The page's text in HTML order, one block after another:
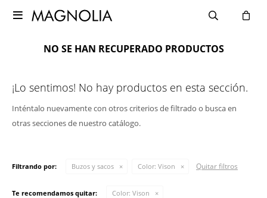

NO SE HAN RECUPERADO PRODUCTOS
¡Lo sentimos! No hay productos en esta sección.
Inténtalo nuevamente con otros criterios de filtrado o busca en
otras secciones de nuestro catálogo.
Filtrando por: Buzos y sacos Color: Vison Quitar filtros
Te recomendamos quitar: Color: Vison